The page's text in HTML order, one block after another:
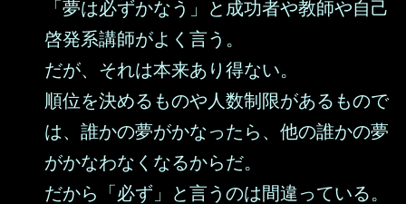
「夢は必ずかなう」と成功者や教師や自己
啓発系講師がよく言う。
だが、それは本来あり得ない。
順位を決めるものや人数制限があるもので
は、誰かの夢がかなったら、他の誰かの夢
がかなわなくなるからだ。
だから「必ず」と言うのは間違っている。